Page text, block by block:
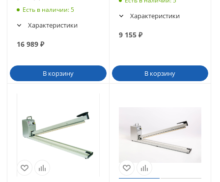
Есть в наличии: 5
Характеристики
16 989 ₽
В корзину
Характеристики
9 155₽
В корзину